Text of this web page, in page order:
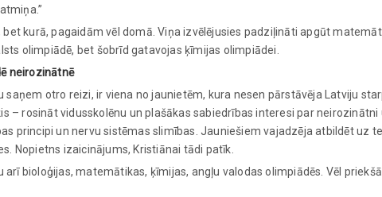
kurā, pagaidām vēl domā. Viņa izvēlējusies padziļināti apgūt
olimpiādē, bet šobrīd gatavojas ķīmijas olimpiādei.
neirozinātnē
otro reizi, ir viena no jaunietēm, kura nesen pārstāvēja Latviju
– rosināt vidusskolēnu un plašākas sabiedrības interesi par
principi un nervu sistēmas slimības. Jauniešiem vajadzēja atbildēt
Nopietns izaicinājums, Kristiānai tādi patīk.
bioloģijas, matemātikas, ķīmijas, angļu valodas olimpiādēs. Vēl